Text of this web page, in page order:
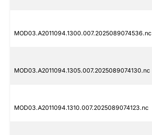
MOD03.A2011094.1300.007.2025089074536.nc
MOD03.A2011094.1305.007.2025089074130.nc
MOD03.A2011094.1310.007.2025089074123.nc